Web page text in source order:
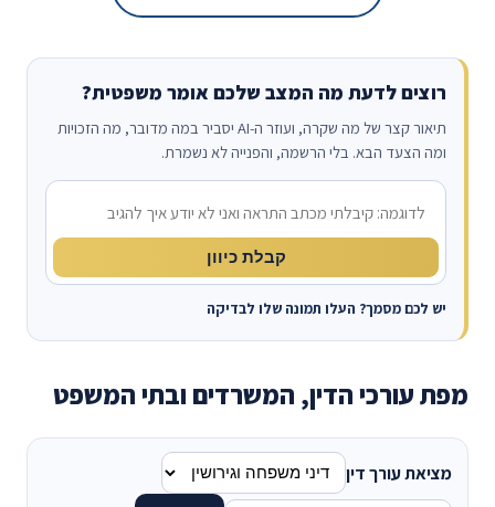
רוצים לדעת מה המצב שלכם אומר משפטית?
תיאור קצר של מה שקרה, ועוזר ה-AI יסביר במה מדובר, מה הזכויות
ומה הצעד הבא. בלי הרשמה, והפנייה לא נשמרת.
מה קרה?
קבלת כיוון
יש לכם מסמך? העלו תמונה שלו לבדיקה
מפת עורכי הדין, המשרדים ובתי המשפט
מציאת עורך דין